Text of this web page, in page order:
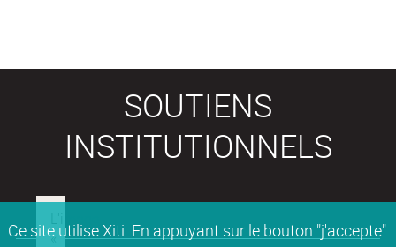
Ce site utilise Xiti. En appuyant sur le bouton "j'accepte"
SOUTIENS
INSTITUTIONNELS